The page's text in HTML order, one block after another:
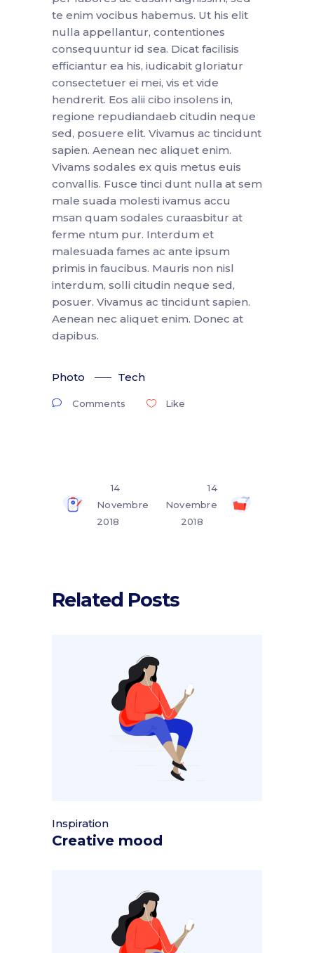
te enim vocibus habemus. Ut his elit
nulla appellantur, contentiones
consequuntur id sea. Dicat facilisis
efficiantur ea his, iudicabit gloriatur
consectetuer ei mei, vis et vide
hendrerit. Eos alii cibo insolens in,
regione repudiandaeb citudin neque
sed, posuere elit. Vivamus ac tincidunt
sapien. Aenean nec aliquet enim.
Vivams sodales ex quis metus euis
convallis. Fusce tinci dunt nulla at sem
male suada molesti ivamus accu
msan quam sodales curaasbitur at
ferme ntum pur. Interdum et
malesuada fames ac ante ipsum
primis in faucibus. Mauris non nisl
interdum, solli citudin neque sed,
posuer. Vivamus ac tincidunt sapien.
Aenean nec aliquet enim. Donec at
dapibus.
Photo Tech
Comments Like
14
Novembre
2018
14
Novembre
2018
Related Posts
Inspiration
Creative mood